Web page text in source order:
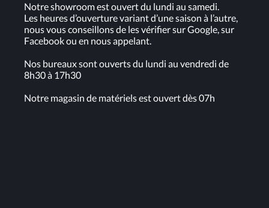
Notre showroom est ouvert du lundi au samedi.
Les heures d’ouverture variant d’une saison à l’autre,
nous vous conseillons de les vérifier sur Google, sur
Facebook ou en nous appelant.
Nos bureaux sont ouverts du lundi au vendredi de
8h30 à 17h30
Notre magasin de matériels est ouvert dès 07h